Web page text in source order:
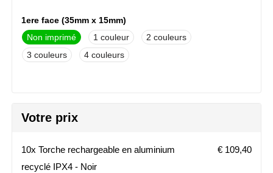
Senator
Stanley
Stilolinea
1ere face (35mm x 15mm)
Non imprimé
1
2
3
4
Votre prix
10x Torche rechargeable en aluminium
recyclé IPX4 - Noir
€ 109,40